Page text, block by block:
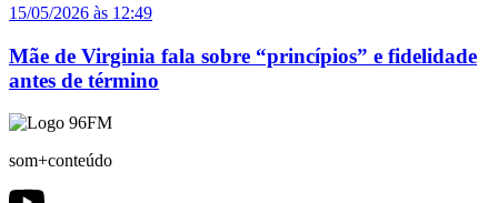
15/05/2026 às 12:49
Mãe de Virginia fala sobre “princípios” e fidelidade
antes de término
som+conteúdo